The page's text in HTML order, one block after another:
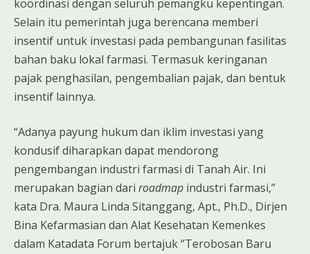
koordinasi dengan seluruh pemangku kepentingan.
Selain itu pemerintah juga berencana memberi
insentif untuk investasi pada pembangunan fasilitas
bahan baku lokal farmasi. Termasuk keringanan
pajak penghasilan, pengembalian pajak, dan bentuk
insentif lainnya.
“Adanya payung hukum dan iklim investasi yang
kondusif diharapkan dapat mendorong
pengembangan industri farmasi di Tanah Air. Ini
merupakan bagian dari roadmap industri farmasi,”
kata Dra. Maura Linda Sitanggang, Apt., Ph.D., Dirjen
Bina Kefarmasian dan Alat Kesehatan Kemenkes
dalam Katadata Forum bertajuk “Terobosan Baru